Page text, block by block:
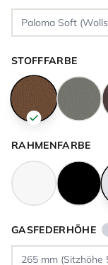
STOFFFARBE
RAHMENFARBE
GASFEDERHÖHE